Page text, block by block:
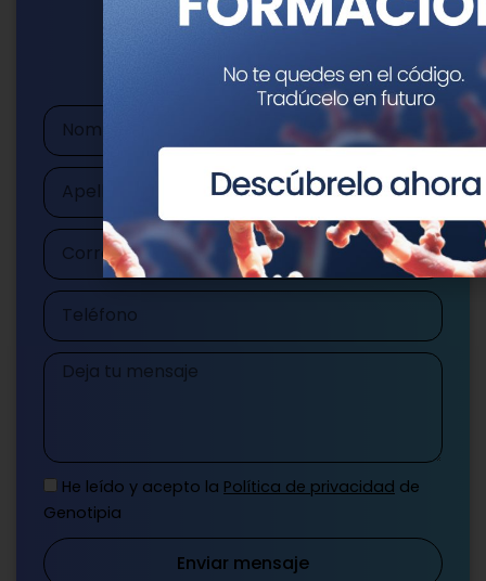
Escríbenos
Nombre
Apellidos
Correo
electrónico
Teléfono
Mensaje
He leído y acepto la Política de privacidad de
Genotipia
Enviar mensaje